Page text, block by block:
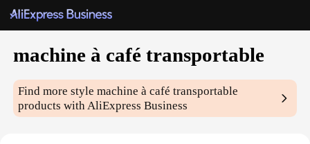
machine à café transportable
Find more stylemachine à café transportable
products with AliExpress Business